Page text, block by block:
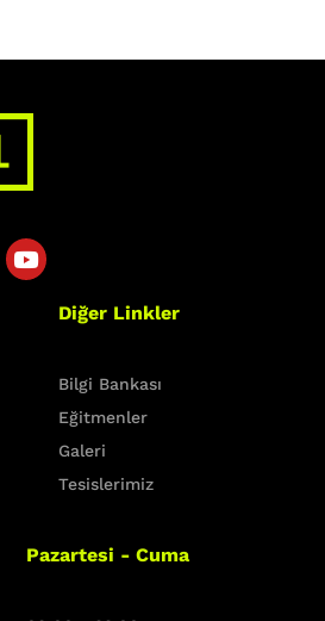
Diğer Linkler
Bilgi Bankası
Eğitmenler
Galeri
Tesislerimiz
Pazartesi - Cuma
Our Trainers
Outdoor Exercise
Contact Info
467 Davidson ave
Get directions